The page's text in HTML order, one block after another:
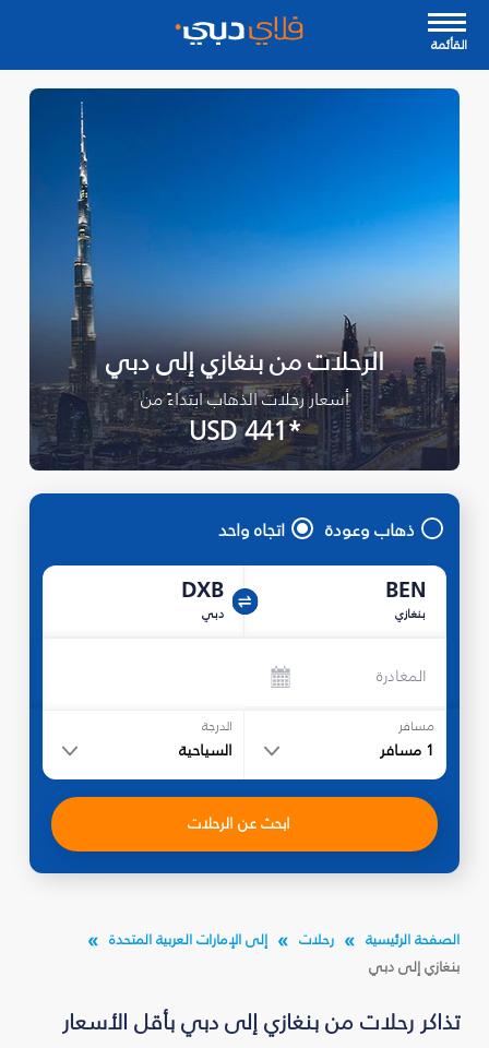
القأئمة
الرحلات من بنغازي إلى دبي
أسعار رحلات الذهاب ابتداءً من
*USD 441
ذهاب وعودة اتجاه واحد
BEN
بنغازي
DXB
دبي
المغادرة
مسافر
1 مسافر
الدرجة
السياحية
ابحث عن الرحلات
الصفحة الرئيسية رحلات
إلى الإمارات العربية المتحدة
بنغازي إلى دبي
تذاكر رحلات من بنغازي إلى دبي بأقل الأسعار